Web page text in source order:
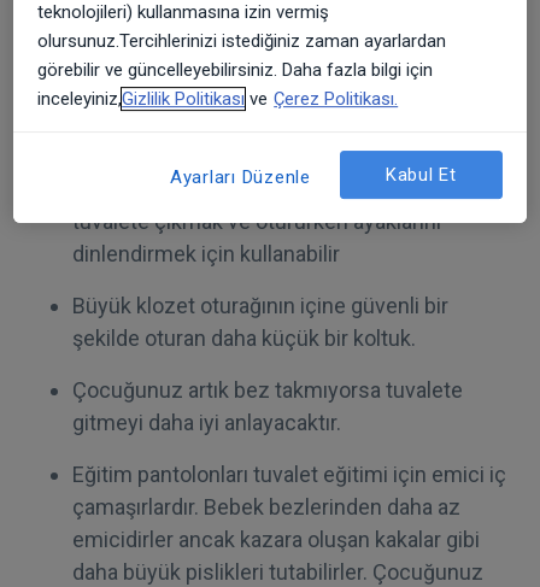
Öte yandan, tuvalet herkesin çiş ve kaka yaptığı
yerdir.
Çocuğunuz tuvaleti kullanacaksa, şunlara da
Bir basamak veya tabure – çocuğunuz bunu
tuvalete çıkmak ve otururken ayaklarını
dinlendirmek için kullanabilir
Büyük klozet oturağının içine güvenli bir
şekilde oturan daha küçük bir koltuk.
Çocuğunuz artık bez takmıyorsa tuvalete
gitmeyi daha iyi anlayacaktır.
Eğitim pantolonları tuvalet eğitimi için emici iç
çamaşırlardır. Bebek bezlerinden daha az
emicidirler ancak kazara oluşan kakalar gibi
daha büyük pislikleri tutabilirler. Çocuğunuz
teknolojileri) kullanmasına izin vermiş
olursunuz.Tercihlerinizi istediğiniz zaman ayarlardan
görebilir ve güncelleyebilirsiniz. Daha fazla bilgi için
inceleyiniz,Gizlilik Politikası ve Çerez Politikası.
Ayarları Düzenle Kabul Et